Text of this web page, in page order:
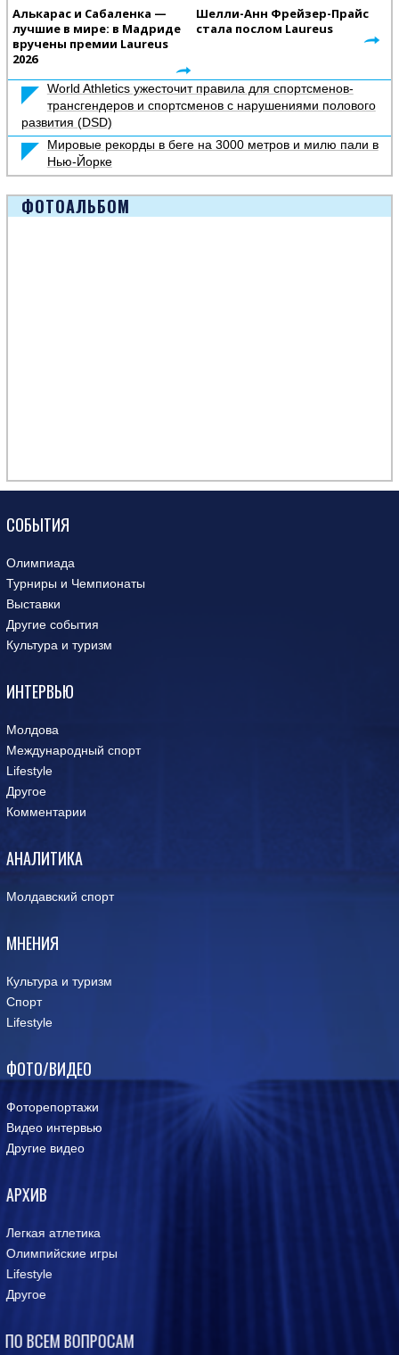
Алькарас и Сабаленка —
лучшие в мире: в Мадриде
вручены премии Laureus
2026
Шелли-Анн Фрейзер-Прайс
стала послом Laureus
World Athletics ужесточит правила для спортсменов-
трансгендеров и спортсменов с нарушениями полового
развития (DSD)
Мировые рекорды в беге на 3000 метров и милю пали в
Нью-Йорке
ФОТОАЛЬБОМ
СОБЫТИЯ
Олимпиада
Турниры и Чемпионаты
Выставки
Другие события
Культура и туризм
ИНТЕРВЬЮ
Молдова
Международный спорт
Lifestyle
Другое
Комментарии
АНАЛИТИКА
Молдавский спорт
МНЕНИЯ
Культура и туризм
Спорт
Lifestyle
ФОТО/ВИДЕО
Фоторепортажи
Видео интервью
Другие видео
АРХИВ
Легкая атлетика
Олимпийские игры
Lifestyle
Другое
ПО ВСЕМ ВОПРОСАМ